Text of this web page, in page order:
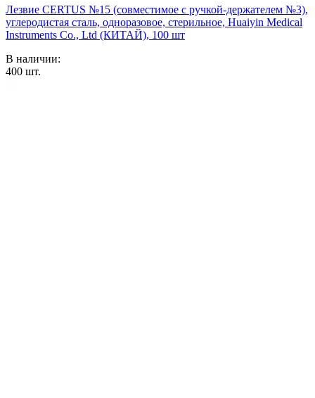
Лезвие CERTUS №15 (совместимое с ручкой-держателем №3),
углеродистая сталь, одноразовое, стерильное, Huaiyin Medical
Instruments Co., Ltd (КИТАЙ), 100 шт
В наличии:
400 шт.